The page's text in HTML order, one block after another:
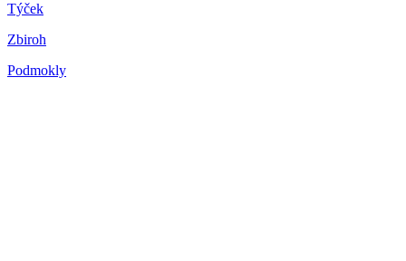
Týček
Zbiroh
Podmokly